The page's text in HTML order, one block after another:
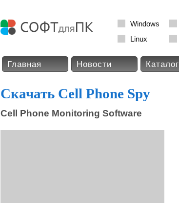
Windows
Linux
Главная Новости Каталог
Скачать Cell Phone Spy
Cell Phone Monitoring Software